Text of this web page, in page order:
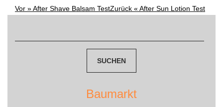
Post
Vor »After Shave Balsam TestZurück « After Sun Lotion Test
Baumarkt